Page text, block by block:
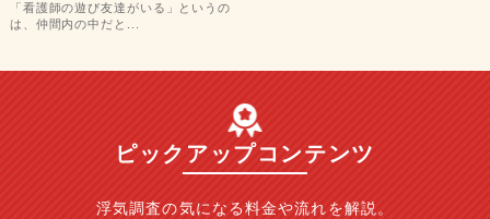
「看護師の遊び友達がいる」というの
は、仲間内の中だと...
ピックアップコンテンツ
浮気調査の気になる料金や流れを解説。